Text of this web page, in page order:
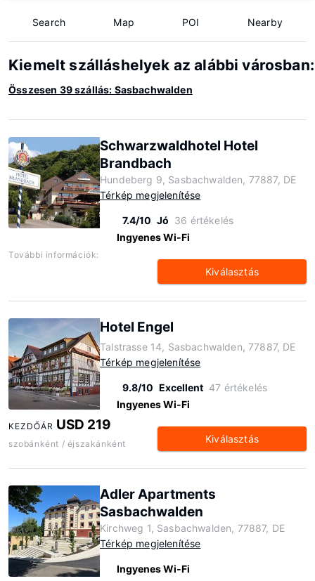
Search Map POI Nearby
Kiemelt szálláshelyek az alábbi
Összesen 39 szállás: Sasbachwalden
Schwarzwaldhotel Hotel
Brandbach
Hundeberg 9, Sasbachwalden, 77887, DE
Térkép megjelenítése
7.4/10 Jó 36 értékelés
Ingyenes Wi-Fi
További információk:
Kiválasztás
Hotel Engel
Talstrasse 14, Sasbachwalden, 77887, DE
Térkép megjelenítése
9.8/10 Excellent 47 értékelés
Ingyenes Wi-Fi
KEZDŐÁR USD 219
szobánként / éjszakánként Kiválasztás
Adler Apartments
Sasbachwalden
Kirchweg 1, Sasbachwalden, 77887, DE
Térkép megjelenítése
Ingyenes Wi-Fi